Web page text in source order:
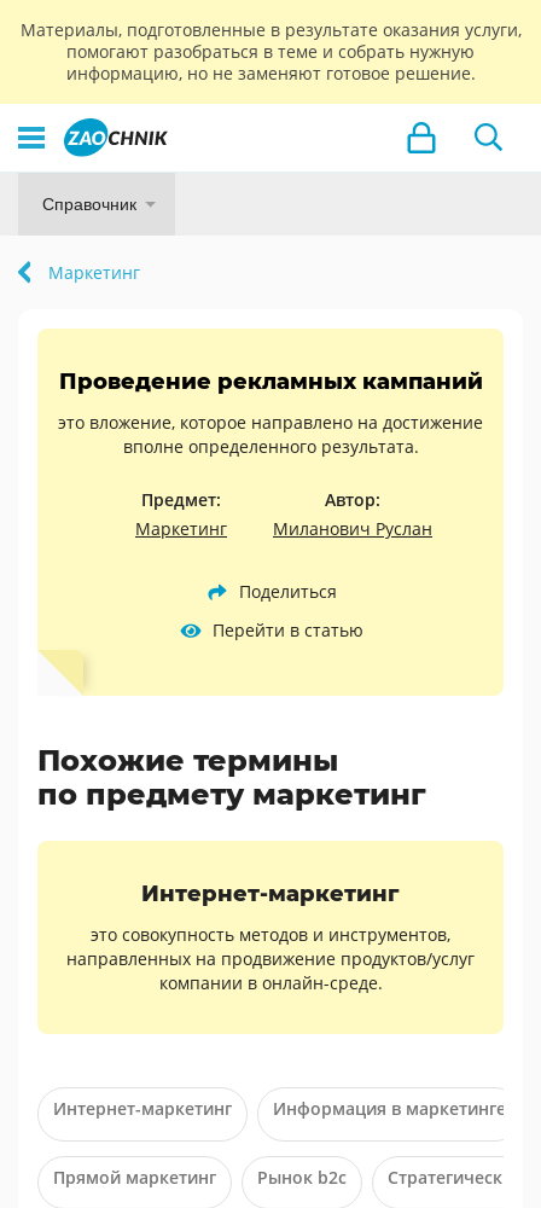
Материалы, подготовленные в результате оказания услуги,
помогают разобраться в теме и собрать нужную
информацию, но не заменяют готовое решение.
Справочник
Маркетинг
Проведение рекламных кампаний
это вложение, которое направлено на достижение
вполне определенного результата.
Предмет:
Маркетинг
Автор:
Миланович Руслан
Поделиться
Перейти в статью
Похожие термины
по предмету маркетинг
Интернет-маркетинг
это совокупность методов и инструментов,
направленных на продвижение продуктов/услуг
компании в онлайн-среде.
Интернет-маркетинг Информация в маркетинге
Прямой маркетинг Рынок b2с Стратегический